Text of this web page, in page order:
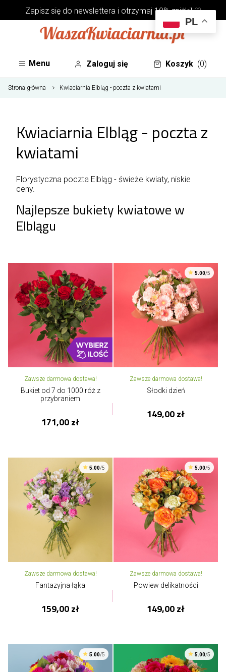
Zapisz się do newsletterai otrzymaj 10% zniżki! ♡
Menu Zaloguj się Koszyk (0)
Strona główna Kwiaciarnia Elbląg - poczta z kwiatami
Kwiaciarnia Elbląg - poczta z
kwiatami
Florystyczna poczta Elbląg - świeże kwiaty, niskie
ceny.
Najlepsze bukiety kwiatowe w
Elblągu
Zawsze darmowa dostawa!
Bukiet od 7 do 1000 róż z
przybraniem
171,00 zł
5.00/5
Zawsze darmowa dostawa!
Słodki dzień
149,00 zł
5.00/5
Zawsze darmowa dostawa!
Fantazyjna łąka
159,00 zł
5.00/5
Zawsze darmowa dostawa!
Powiew delikatności
149,00 zł
5.00/5 5.00/5
PL